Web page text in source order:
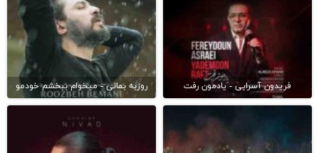
فریدون آسرایی - یادمون رفت روزبه بمانی - میخوام ببخشم خودمو